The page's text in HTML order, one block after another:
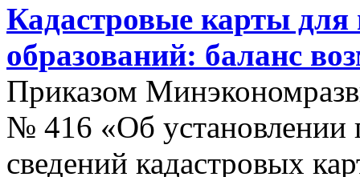
Кадастровые карты
образований: баланс
Приказом
№ 416 «Об установлении
сведений кадастровых